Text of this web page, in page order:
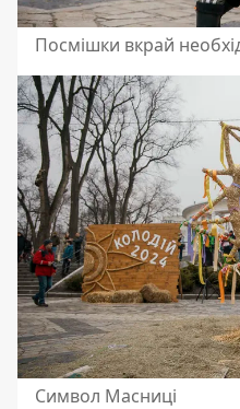
Посмішки вкрай
Символ Масниці